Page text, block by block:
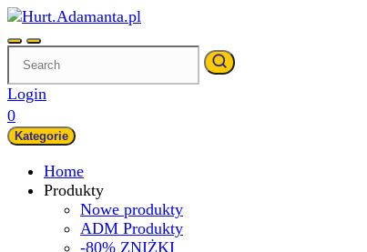
Skip
to
Login
0
Kategorie
Home
Produkty
Nowe produkty
ADM Produkty
-80% ZNIŻKI